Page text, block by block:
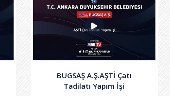
BUGSAŞ A.Ş.AŞTİ Çatı
Tadilatı Yapım İşi